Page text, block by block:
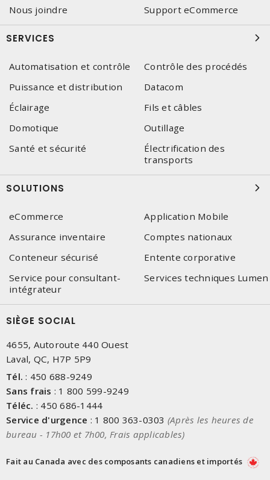
Nous joindre
Support eCommerce
SERVICES
Automatisation et contrôle
Contrôle des procédés
Puissance et distribution
Datacom
Éclairage
Fils et câbles
Domotique
Outillage
Santé et sécurité
Électrification des
transports
SOLUTIONS
eCommerce
Application Mobile
Assurance inventaire
Comptes nationaux
Conteneur sécurisé
Entente corporative
Service pour consultant-
intégrateur
Services techniques Lumen
SIÈGE SOCIAL
4655, Autoroute 440 Ouest
Laval, QC, H7P 5P9
Tél. : 450 688-9249
Sans frais : 1 800 599-9249
Téléc. : 450 686-1444
Service d'urgence : 1 800 363-0303 (Après les heures de
bureau - 17h00 et 7h00, Frais applicables)
Fait au Canada avec des composants canadiens et importés